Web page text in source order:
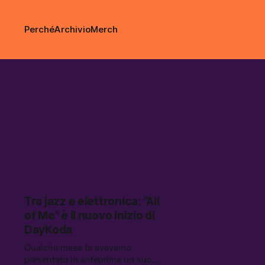
PerchéArchivioMerch
Tra jazz e elettronica: “All
of Me” è il nuovo inizio di
DayKoda
Qualche mese fa avevamo
presentato in anteprima un suo